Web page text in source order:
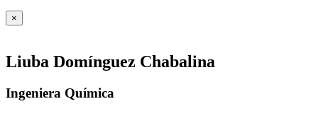
×
Liuba Domínguez Chabalina
Ingeniera Química